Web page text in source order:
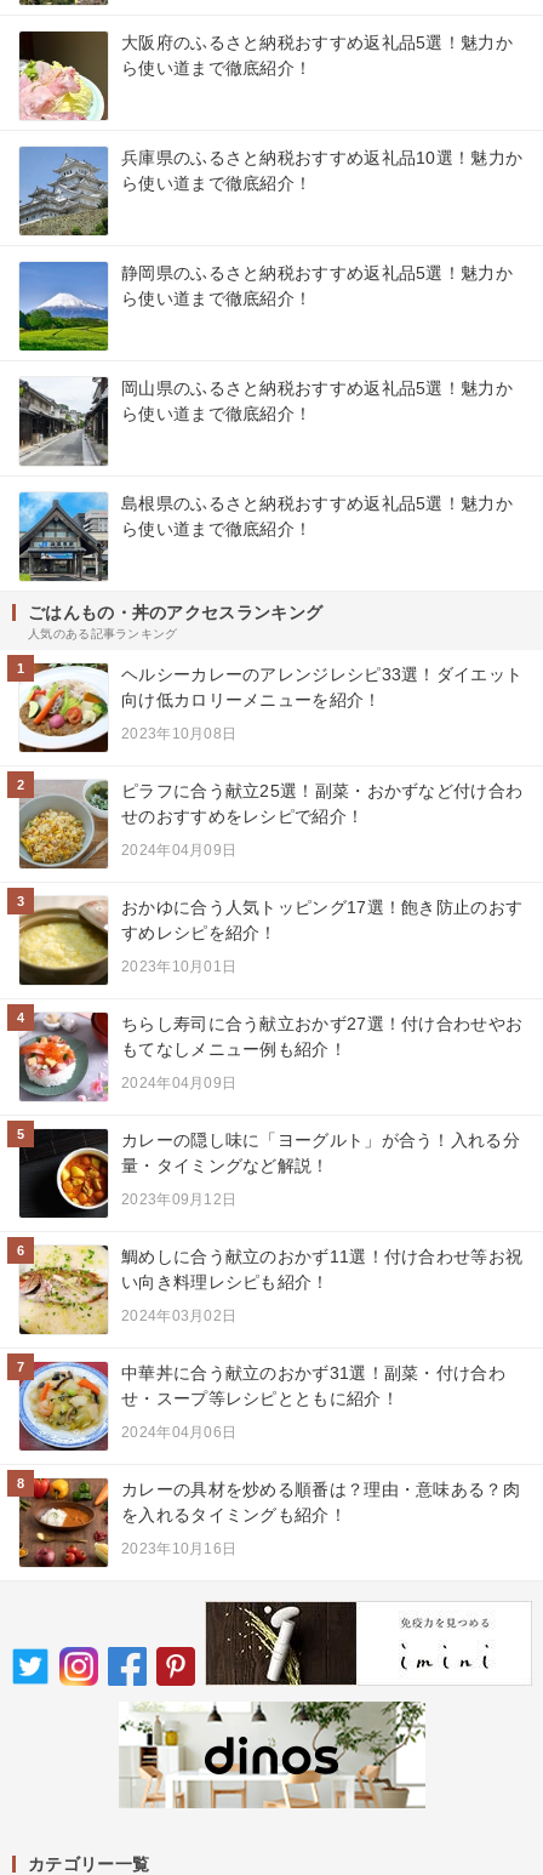
大阪府のふるさと納税おすすめ返礼品5選！魅力か
ら使い道まで徹底紹介！
兵庫県のふるさと納税おすすめ返礼品10選！魅力か
ら使い道まで徹底紹介！
静岡県のふるさと納税おすすめ返礼品5選！魅力か
ら使い道まで徹底紹介！
岡山県のふるさと納税おすすめ返礼品5選！魅力か
ら使い道まで徹底紹介！
島根県のふるさと納税おすすめ返礼品5選！魅力か
ら使い道まで徹底紹介！
ごはんもの・丼のアクセスランキング
人気のある記事ランキング
1
ヘルシーカレーのアレンジレシピ33選！ダイエット
向け低カロリーメニューを紹介！
2023年10月08日
2
ピラフに合う献立25選！副菜・おかずなど付け合わ
せのおすすめをレシピで紹介！
2024年04月09日
3
おかゆに合う人気トッピング17選！飽き防止のおす
すめレシピを紹介！
2023年10月01日
4
ちらし寿司に合う献立おかず27選！付け合わせやお
もてなしメニュー例も紹介！
2024年04月09日
5
カレーの隠し味に「ヨーグルト」が合う！入れる分
量・タイミングなど解説！
2023年09月12日
6
鯛めしに合う献立のおかず11選！付け合わせ等お祝
い向き料理レシピも紹介！
2024年03月02日
7
中華丼に合う献立のおかず31選！副菜・付け合わ
せ・スープ等レシピとともに紹介！
2024年04月06日
8
カレーの具材を炒める順番は？理由・意味ある？肉
を入れるタイミングも紹介！
2023年10月16日
カテゴリー一覧